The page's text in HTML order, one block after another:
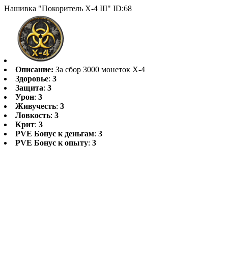
Нашивка "Покоритель Х-4 III" ID:68
Описание: За сбор 3000 монеток Х-4
Здоровье: 3
Защита: 3
Урон: 3
Живучесть: 3
Ловкость: 3
Крит: 3
PVE Бонус к деньгам: 3
PVE Бонус к опыту: 3